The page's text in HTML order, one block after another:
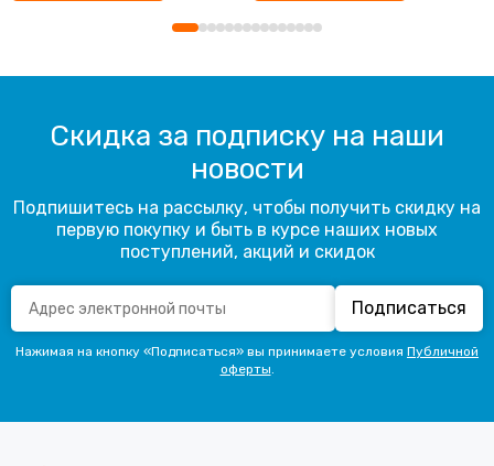
Скидка за подписку на наши
новости
Подпишитесь на рассылку, чтобы получить скидку на
первую покупку и быть в курсе наших новых
поступлений, акций и скидок
Подписаться
Нажимая на кнопку «Подписаться» вы принимаете условия Публичной
оферты.